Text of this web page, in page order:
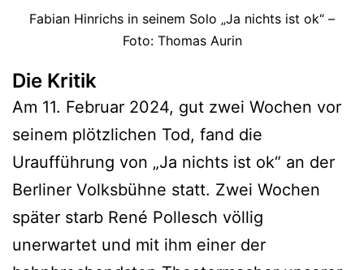
Fabian Hinrichs in seinem Solo „Ja nichts ist ok“ –
Foto: Thomas Aurin
Die Kritik
Am 11. Februar 2024, gut zwei Wochen vor
seinem plötzlichen Tod, fand die
Uraufführung von „Ja nichts ist ok“ an der
Berliner Volksbühne statt. Zwei Wochen
später starb René Pollesch völlig
unerwartet und mit ihm einer der